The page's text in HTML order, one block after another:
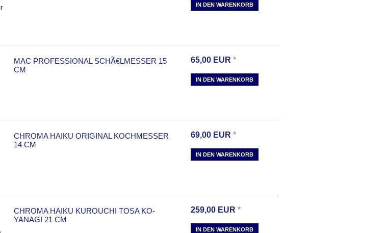
IN DEN WARENKORB
MAC PROFESSIONAL SCHÃ€LMESSER 15
CM
65,00 EUR *
IN DEN WARENKORB
CHROMA HAIKU ORIGINAL KOCHMESSER
14 CM
69,00 EUR *
IN DEN WARENKORB
CHROMA HAIKU KUROUCHI TOSA KO-
YANAGI 21 CM
259,00 EUR *
IN DEN WARENKORB